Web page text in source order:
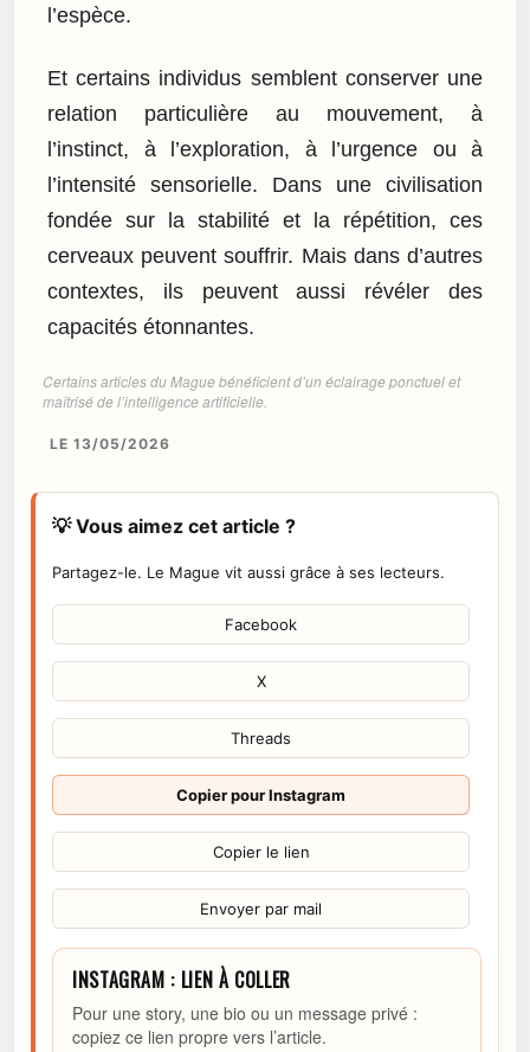
l’espèce.
Et certains individus semblent conserver une
relation particulière au mouvement, à
l’instinct, à l’exploration, à l’urgence ou à
l’intensité sensorielle. Dans une civilisation
fondée sur la stabilité et la répétition, ces
cerveaux peuvent souffrir. Mais dans d’autres
contextes, ils peuvent aussi révéler des
capacités étonnantes.
Certains articles du Mague bénéficient d’un éclairage ponctuel et
maîtrisé de l’intelligence artificielle.
LE 13/05/2026
💡 Vous aimez cet article ?
Partagez-le. Le Mague vit aussi grâce à ses lecteurs.
Facebook
X
Threads
Copier pour Instagram
Copier le lien
Envoyer par mail
INSTAGRAM : LIEN À COLLER
Pour une story, une bio ou un message privé :
copiez ce lien propre vers l’article.